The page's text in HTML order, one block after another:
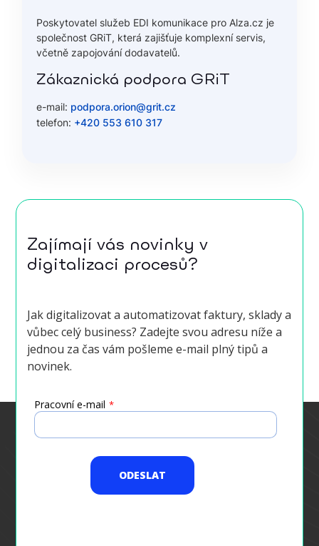
Poskytovatel služeb EDI komunikace pro Alza.cz je
společnost GRiT, která zajišťuje komplexní servis,
včetně zapojování dodavatelů.
Zákaznická podpora GRiT
e-mail: podpora.orion@grit.cz
telefon: +420 553 610 317
Zajímají vás novinky v
digitalizaci procesů?
Jak digitalizovat a automatizovat faktury, sklady a
vůbec celý business? Zadejte svou adresu níže a
jednou za čas vám pošleme e-mail plný tipů a
novinek.